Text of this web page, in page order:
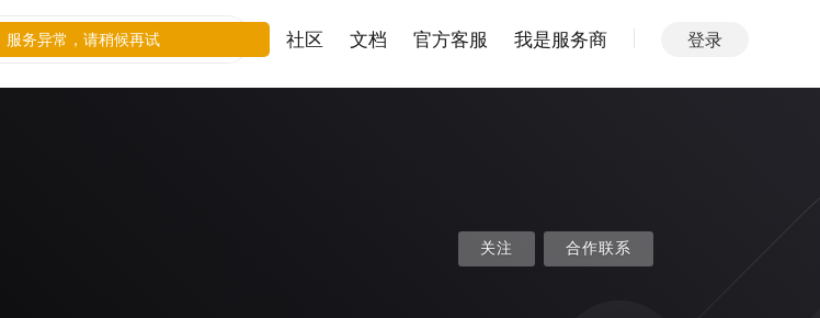
社区 文档 官方客服 我是服务商 登录
关注 合作联系
服务异常，请稍候再试